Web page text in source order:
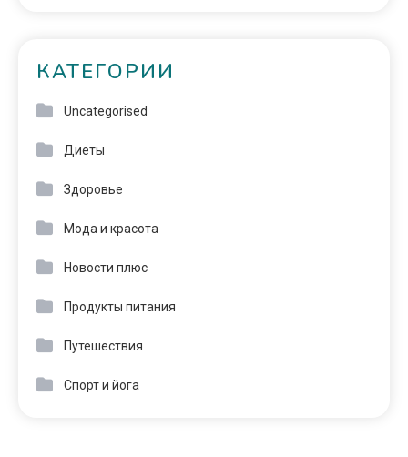
КАТЕГОРИИ
Uncategorised
Диеты
Здоровье
Мода и красота
Новости плюс
Продукты питания
Путешествия
Спорт и йога